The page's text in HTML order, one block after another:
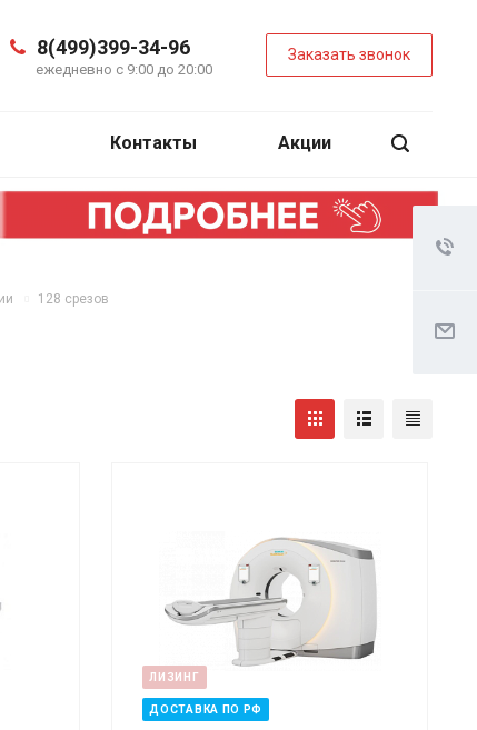
8(499)399-34-96
ежедневно с 9:00 до 20:00
Заказать звонок
Контакты Акции
128 срезов
ЛИЗИНГ
ДОСТАВКА ПО РФ